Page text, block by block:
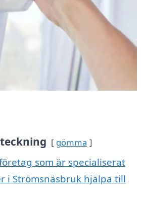
gömma
som är specialiserat
i Strömsnäsbruk hjälpa till